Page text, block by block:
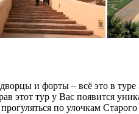
и форты – всё это в
тур у Вас появится
по улочкам